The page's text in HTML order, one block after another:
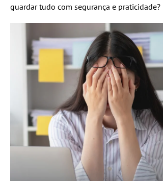
guardar tudo com segurança e praticidade?